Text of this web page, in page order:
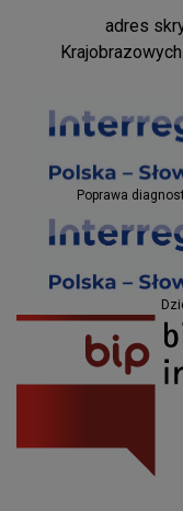
Projekty EU
Poprawa
Projekty EU
adres
Parki Krosno